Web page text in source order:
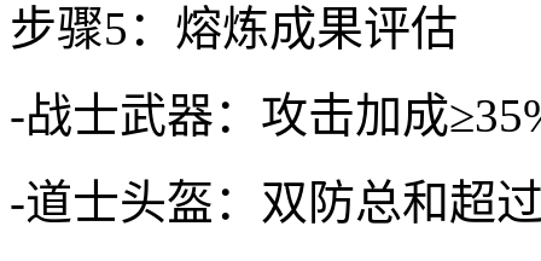
步骤5：熔炼成果评估
-战士武器：攻击加成
-道士头盔：双防总和超